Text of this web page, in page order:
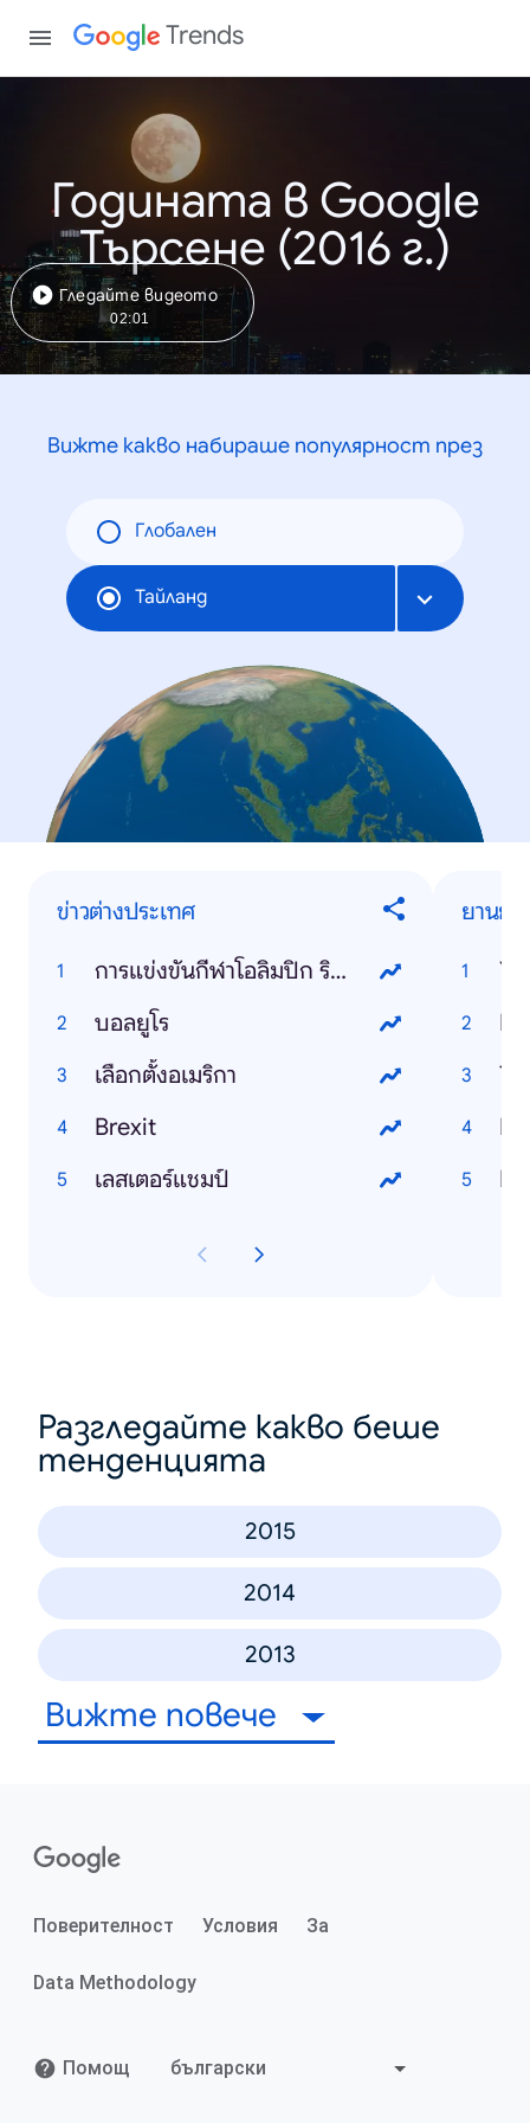
Trends
Годината в Google
Търсене (2016 г.)
Гледайте видеото
02:01
Вижте какво набираше популярност през
Глобален
Тайланд
ข่าวต่างประเทศ
การแข่งขันกีฬาโอลิมปิก ริโอ 2016
บอลยูโร
เลือกตั้งอเมริกา
Brexit
เลสเตอร์แชมป์
ยานย
Разгледайте какво беше
тенденцията
2015
2014
2013
Вижте повече
Поверителност Условия За
Data Methodology
Помощ